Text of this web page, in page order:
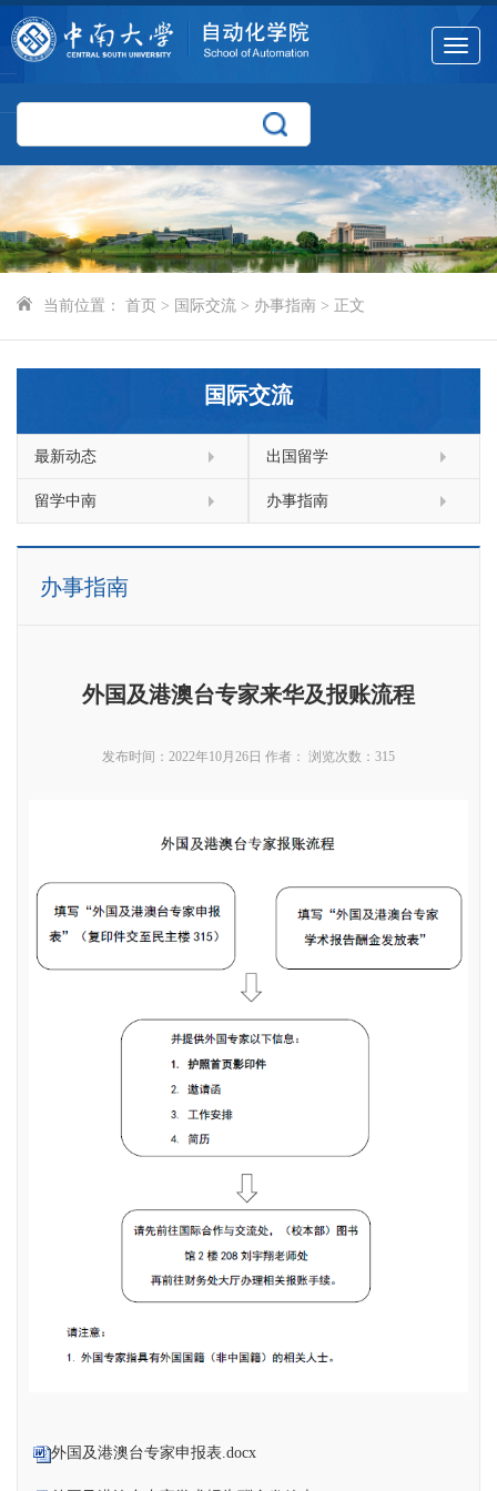
Toggle
当前位置： 首页 > 国际交流 > 办事指南 > 正文
国际交流
最新动态 出国留学
留学中南 办事指南
办事指南
外国及港澳台专家来华及报账流程
发布时间：2022年10月26日 作者： 浏览次数： 315
外国及港澳台专家申报表.docx